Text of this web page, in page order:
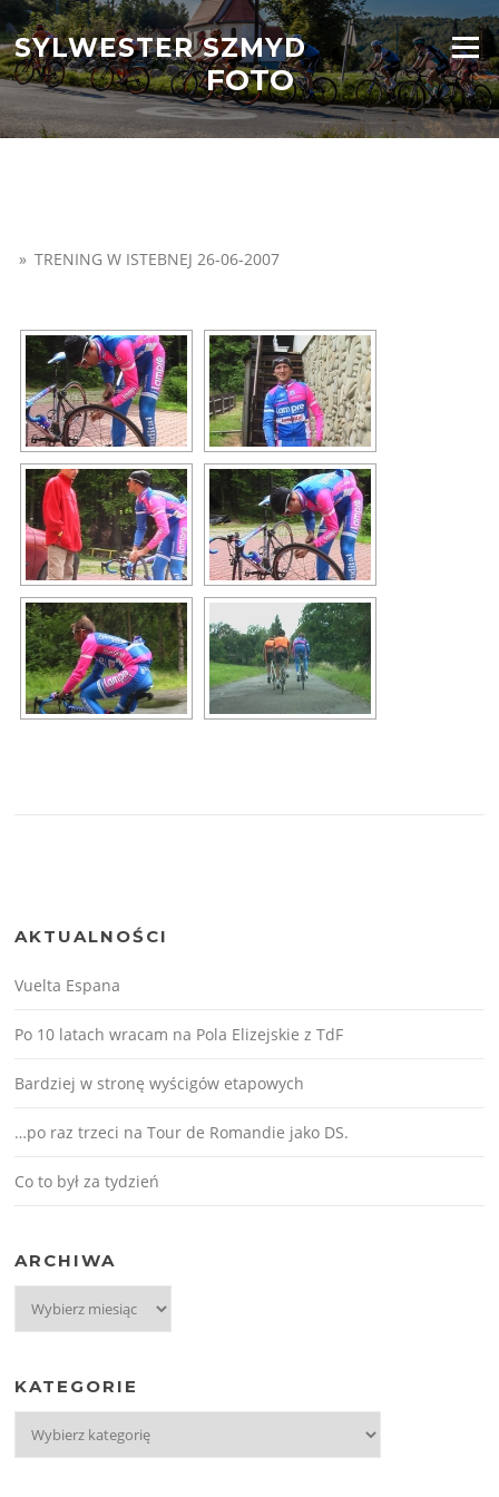
Przejdź
do
treściSYLWESTER SZMYD Menu
FOTO
» TRENING W ISTEBNEJ 26-06-2007
AKTUALNOŚCI
Vuelta Espana
Po 10 latach wracam na Pola Elizejskie z TdF
Bardziej w stronę wyścigów etapowych
…po raz trzeci na Tour de Romandie jako DS.
Co to był za tydzień
ARCHIWA
KATEGORIE